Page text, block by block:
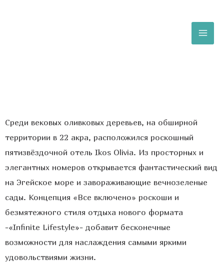
Среди вековых оливковых деревьев, на обширной
территории в 22 акра, расположился роскошный
пятизвёздочной отель Ikos Olivia. Из просторных и
элегантных номеров открывается фантастический вид
на Эгейское море и завораживающие вечнозеленые
сады. Концепция «Все включено» роскоши и
безмятежного стиля отдыха нового формата
-«Infinite Lifestyle»- добавит бесконечные
возможности для наслаждения самыми яркими
удовольствиями жизни.